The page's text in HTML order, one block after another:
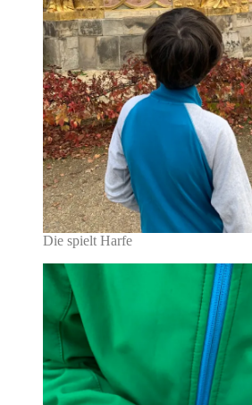
Die spielt Harfe